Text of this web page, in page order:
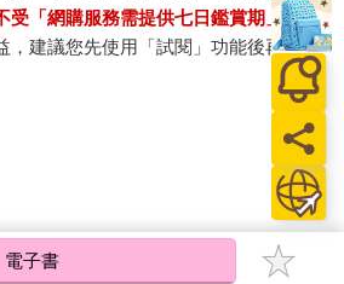
受「網購服務需提供七日鑑賞期」的限
，建議您先使用「試閱」功能後再付款
電子書